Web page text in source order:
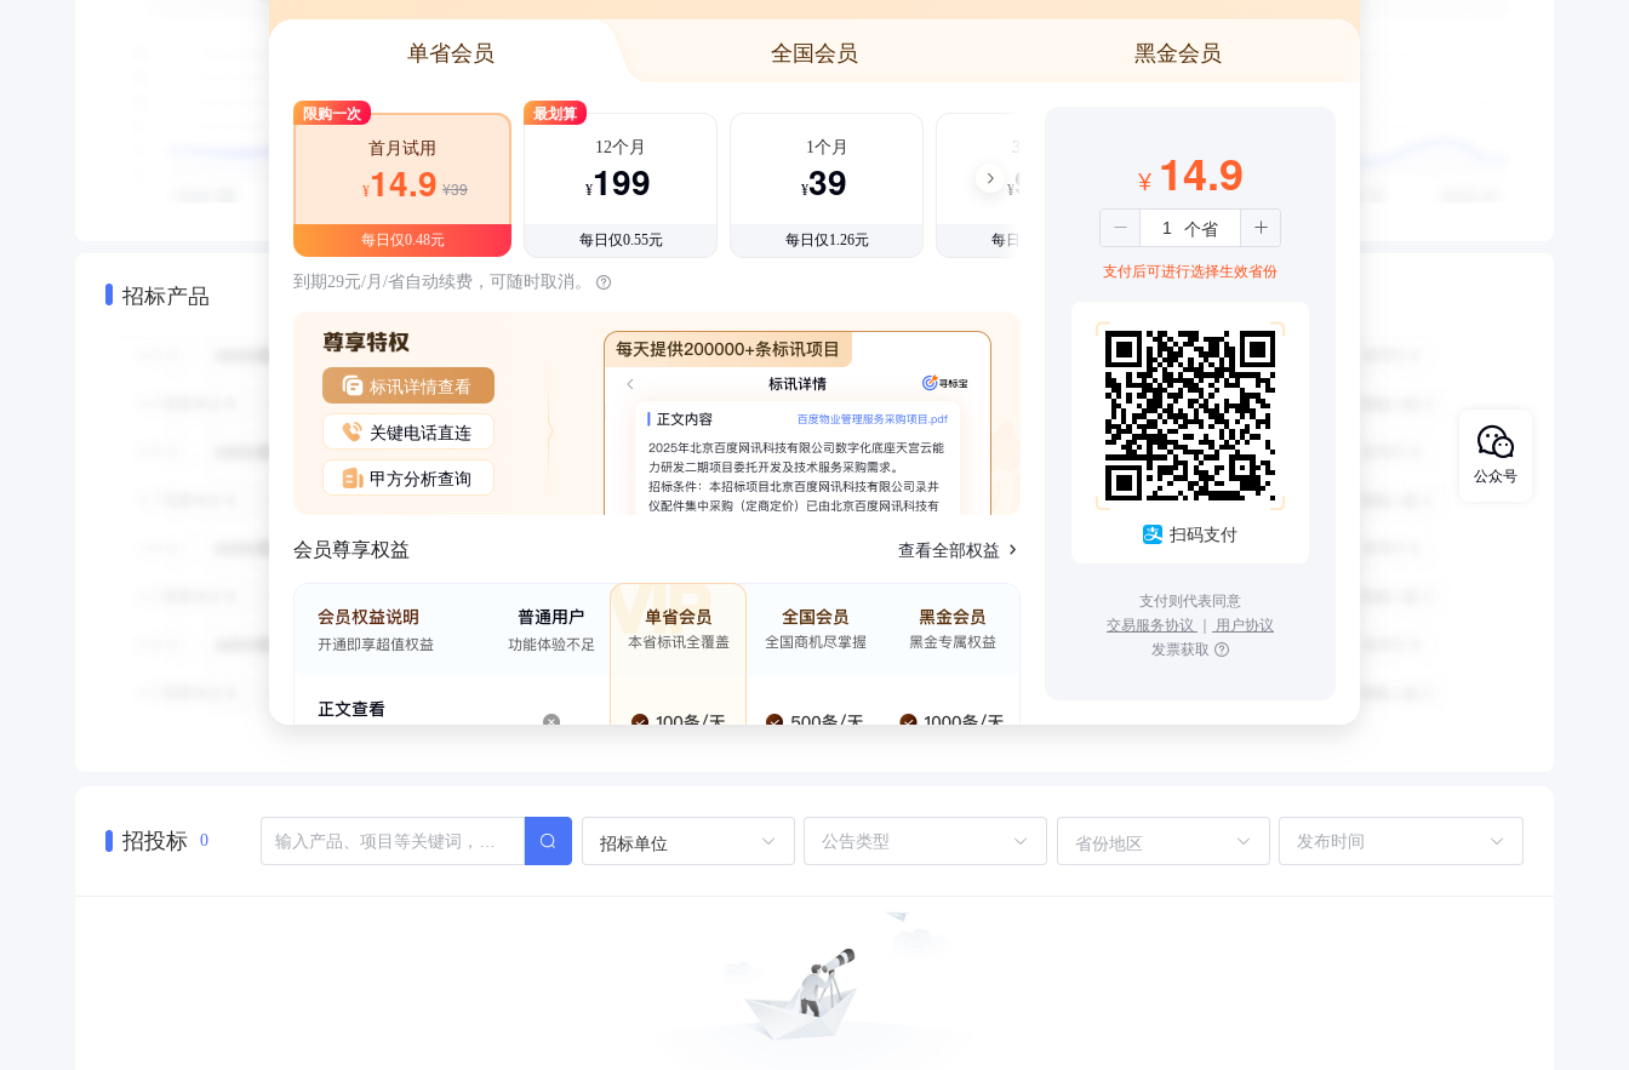
招标产品
单省会员 全国会员 黑金会员
限购一次
首月试用
¥14.9 ¥39
每日仅0.48元
最划算
12个月
¥199
每日仅0.55元
1个月
¥39
每日仅1.26元
3个月
¥99
每日仅1.08元
到期29元/月/省自动续费，可随时取消。
标讯详情查看
关键电话直连
甲方分析查询
会员尊享权益 查看全部权益
¥ 14.9
支付后可进行选择生效省份
扫码支付
支付则代表同意
交易服务协议 ｜ 用户协议
发票获取
招投标 0 招标单位 省份地区
公众号